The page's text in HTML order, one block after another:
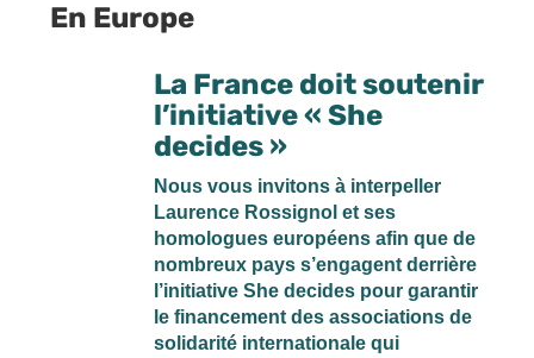
En Europe
La France doit soutenir
l’initiative « She
decides »
Nous vous invitons à interpeller
Laurence Rossignol et ses
homologues européens afin que de
nombreux pays s’engagent derrière
l’initiative She decides pour garantir
le financement des associations de
solidarité internationale qui